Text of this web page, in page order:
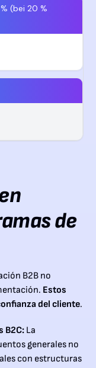
(bei 20 %
de
B2B no
Estos
del cliente.
B2C: La
generales no
con estructuras